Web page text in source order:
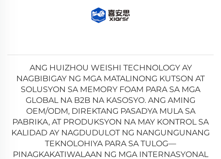
ANG HUIZHOU WEISHI TECHNOLOGY AY
NAGBIBIGAY NG MGA MATALINONG KUTSON AT
SOLUSYON SA MEMORY FOAM PARA SA MGA
GLOBAL NA B2B NA KASOSYO. ANG AMING
OEM/ODM, DIREKTANG PASADYA MULA SA
PABRIKA, AT PRODUKSYON NA MAY KONTROL SA
KALIDAD AY NAGDUDULOT NG NANGUNGUNANG
TEKNOLOHIYA PARA SA TULOG—
PINAGKAKATIWALAAN NG MGA INTERNASYONAL